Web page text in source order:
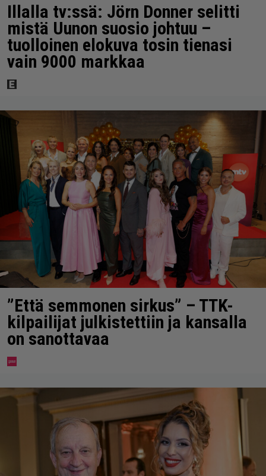
Illalla tv:ssä: Jörn Donner selitti
mistä Uunon suosio johtuu –
tuolloinen elokuva tosin tienasi
vain 9000 markkaa
”Että semmonen sirkus” – TTK-
kilpailijat julkistettiin ja kansalla
on sanottavaa